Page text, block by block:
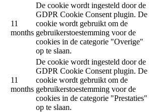
11
months
De cookie wordt ingesteld door de
GDPR Cookie Consent plugin. De
cookie wordt gebruikt om de
gebruikerstoestemming voor de
cookies in de categorie "Overige"
op te slaan.
11
months
De cookie wordt ingesteld door de
GDPR Cookie Consent plugin. De
cookie wordt gebruikt om de
gebruikerstoestemming voor de
cookies in de categorie "Prestaties"
op te slaan.